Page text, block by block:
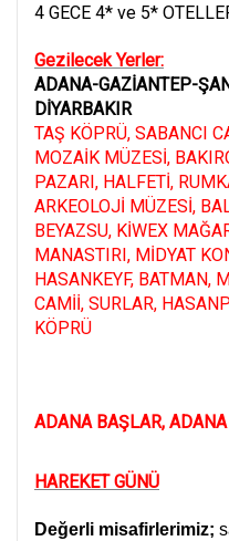
4 GECE 4* ve 5*
Gezilecek Yerler:
ADANA-GAZİANTEP-
DİYARBAKIR
TAŞ KÖPRÜ, SABANCI
MOZAİK MÜZESİ,
PAZARI, HALFETİ,
ARKEOLOJİ MÜZESİ,
BEYAZSU, KİWEX
MANASTIRI, MİDYAT
HASANKEYF, BATMAN,
CAMİİ, SURLAR,
KÖPRÜ
ADANA BAŞLAR, ADANA
HAREKET GÜNÜ
Değerli misafirlerimiz;